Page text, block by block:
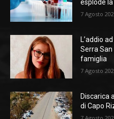
esplode
7 Agosto
L’addio
Serra
famiglia
7 Agosto
Discarica
di Capo